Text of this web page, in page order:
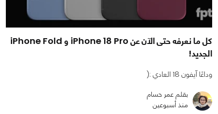
كل ما نعرفه حتى الآن عن iPhone 18 Pro و iPhone Fold
الجديد!
وداعًا آيفون 18 العادي :(
بقلم عمر حسام
منذ أسبوعين